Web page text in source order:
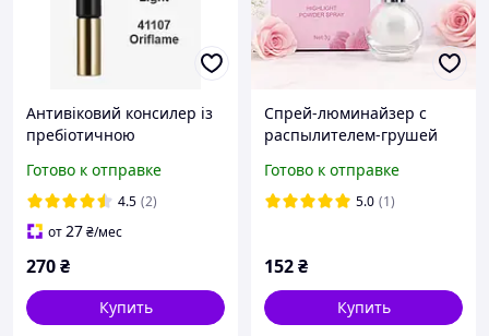
Антивіковий консилер із
пребіотичною
Light Giordani Gold
Oriflame 10 мл
Готово к отправке
4.5 (2)
от27₴/мес
270₴
Купить
Спрей-люминайзер с
распылителем-грушей
Готово к отправке
5.0 (1)
152₴
Купить